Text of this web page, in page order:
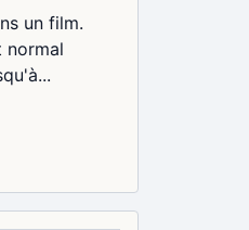
un film.
normal